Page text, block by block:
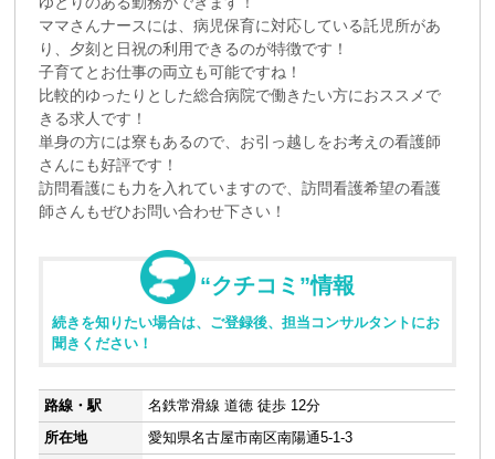
ママさんナースには、病児保育に対応している託児所があ
り、夕刻と日祝の利用できるのが特徴です！
子育てとお仕事の両立も可能ですね！
比較的ゆったりとした総合病院で働きたい方におススメで
きる求人です！
単身の方には寮もあるので、お引っ越しをお考えの看護師
さんにも好評です！
訪問看護にも力を入れていますので、訪問看護希望の看護
師さんもぜひお問い合わせ下さい！
“クチコミ”情報
続きを知りたい場合は、ご登録後、担当コンサルタントにお
聞きください！
路線・駅
名鉄常滑線 道徳 徒歩 12分
所在地
愛知県名古屋市南区南陽通5-1-3